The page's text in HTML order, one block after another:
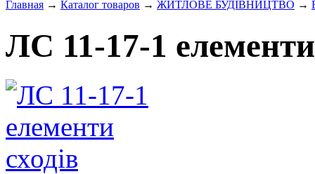
Главная → Каталог товаров → ЖИТЛОВЕ БУДIВНИЦТВО →
ЛС 11-17-1 елементи